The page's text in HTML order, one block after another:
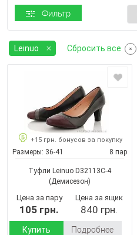
Фильтр
Leinuo Сбросить все
+15 грн. бонусов за покупку
Размеры: 36-41 8 пар
Туфли Leinuo D32113C-4
(Демисезон)
Цена за пару
105 грн.
Цена за ящик
840 грн.
Купить Подробнее